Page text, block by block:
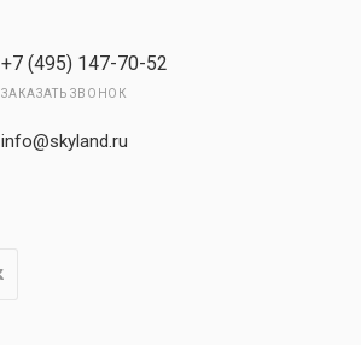
+7 (495) 147-70-52
ЗАКАЗАТЬ ЗВОНОК
info@skyland.ru